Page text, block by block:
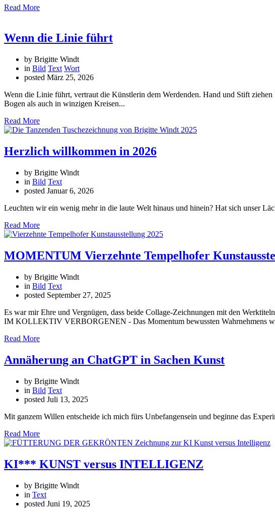
Read More
Wenn die Linie führt
by Brigitte Windt
in Bild Text Wort
posted März 25, 2026
Wenn die Linie führt, vertraut die Künstlerin dem Werdenden. Hand und Stift
Bogen als auch in winzigen Kreisen...
Read More
Herzlich willkommen in 2026
by Brigitte Windt
in Bild Text
posted Januar 6, 2026
Leuchten wir ein wenig mehr in die laute Welt hinaus und hinein? Hat sich unser
Read More
MOMENTUM Vierzehnte Tempelhofer
by Brigitte Windt
in Bild Text
posted September 27, 2025
Es war mir Ehre und Vergnügen, dass beide Collage-Zeichnungen mit den
IM KOLLEKTIV VERBORGENEN - Das Momentum bewussten Wahrnehmens
Read More
Annäherung an ChatGPT in Sachen Kunst
by Brigitte Windt
in Bild Text
posted Juli 13, 2025
Mit ganzem Willen entscheide ich mich fürs Unbefangensein und beginne das
Read More
KI*** KUNST versus INTELLIGENZ
by Brigitte Windt
in Text
posted Juni 19, 2025